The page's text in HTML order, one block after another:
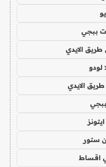
ببجي
الايدي
لودو
الايدي
ستور
اقساط